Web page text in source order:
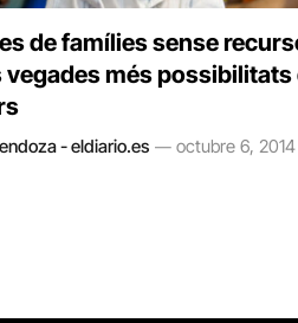
de famílies sense
vegades més possibilitats
- eldiario.es octubre 6, 2014